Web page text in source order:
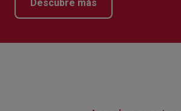
Descubre más